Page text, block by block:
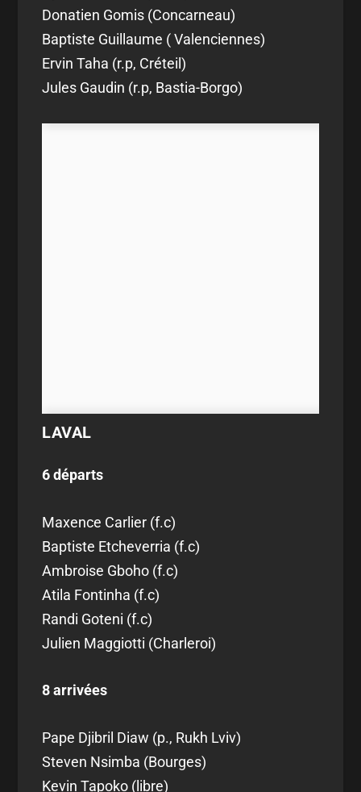
Donatien Gomis (Concarneau)
Baptiste Guillaume ( Valenciennes)
Ervin Taha (r.p, Créteil)
Jules Gaudin (r.p, Bastia-Borgo)
LAVAL
6 départs
Maxence Carlier (f.c)
Baptiste Etcheverria (f.c)
Ambroise Gboho (f.c)
Atila Fontinha (f.c)
Randi Goteni (f.c)
Julien Maggiotti (Charleroi)
8 arrivées
Pape Djibril Diaw (p., Rukh Lviv)
Steven Nsimba (Bourges)
Kevin Tapoko (libre)